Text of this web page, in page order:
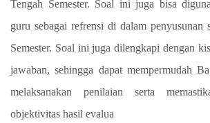
Tengah Semester. Soal ini juga bisa
guru sebagai refrensi di dalam penyusunan
Semester. Soal ini juga dilengkapi dengan
jawaban, sehingga dapat mempermudah
melaksanakan penilaian serta
objektivitas hasil evalua